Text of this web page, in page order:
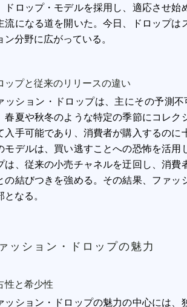
ドロップ・モデルを採用し、適応させ
流になる道を開いた。今日、ドロップ
ン分野に広がっている。
ップと従来のリリースの違い
ッション・ドロップは、主にその予測
春夏や秋冬のような特定の季節にコレ
入手可能であり、消費者が購入するのに
モデルは、買い逃すことへの恐怖を活
は、従来の小売チャネルを迂回し、消
の結びつきを強める。その結果、ファ
となる。
ッション・ドロップの魅力
性と希少性
ッション・ドロップの魅力の中心には